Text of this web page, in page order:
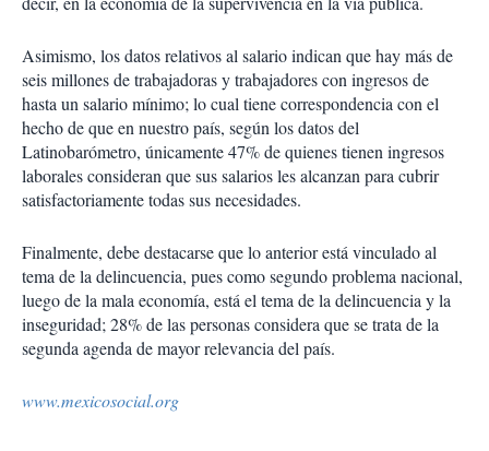
Asimismo, los datos relativos al salario indican que hay más de
seis millones de trabajadoras y trabajadores con ingresos de
hasta un salario mínimo; lo cual tiene correspondencia con el
hecho de que en nuestro país, según los datos del
Latinobarómetro, únicamente 47% de quienes tienen ingresos
laborales consideran que sus salarios les alcanzan para cubrir
satisfactoriamente todas sus necesidades.
Finalmente, debe destacarse que lo anterior está vinculado al
tema de la delincuencia, pues como segundo problema nacional,
luego de la mala economía, está el tema de la delincuencia y la
inseguridad; 28% de las personas considera que se trata de la
segunda agenda de mayor relevancia del país.
www.mexicosocial.org